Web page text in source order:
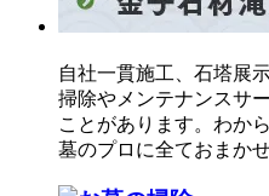
自社一貫施工、石塔展
掃除やメンテナンスサ
ことがあります。わか
墓のプロに全ておまかせ